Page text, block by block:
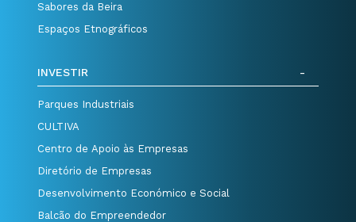
Sabores da Beira
Espaços Etnográficos
INVESTIR
Parques Industriais
CULTIVA
Centro de Apoio às Empresas
Diretório de Empresas
Desenvolvimento Económico e Social
Balcão do Empreendedor